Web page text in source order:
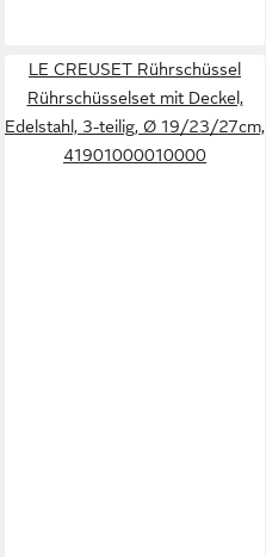
LE CREUSET Rührschüssel
Rührschüsselset mit Deckel,
Edelstahl, 3-teilig, Ø 19/23/27cm,
41901000010000